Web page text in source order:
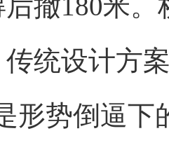
统设计方
势倒逼下